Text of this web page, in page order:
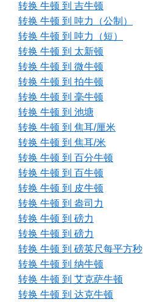
转换 牛顿 到 吉牛顿
转换 牛顿 到 吨力（公制）
转换 牛顿 到 吨力（短）
转换 牛顿 到 太新顿
转换 牛顿 到 微牛顿
转换 牛顿 到 拍牛顿
转换 牛顿 到 毫牛顿
转换 牛顿 到 池塘
转换 牛顿 到 焦耳/厘米
转换 牛顿 到 焦耳/米
转换 牛顿 到 百分牛顿
转换 牛顿 到 百牛顿
转换 牛顿 到 皮牛顿
转换 牛顿 到 盎司力
转换 牛顿 到 磅力
转换 牛顿 到 磅力
转换 牛顿 到 磅英尺每平方秒
转换 牛顿 到 纳牛顿
转换 牛顿 到 艾克萨牛顿
转换 牛顿 到 达克牛顿